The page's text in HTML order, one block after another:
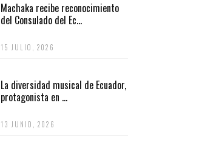
Machaka recibe reconocimiento
del Consulado del Ec...
15 JULIO, 2026
La diversidad musical de Ecuador,
protagonista en ...
13 JUNIO, 2026